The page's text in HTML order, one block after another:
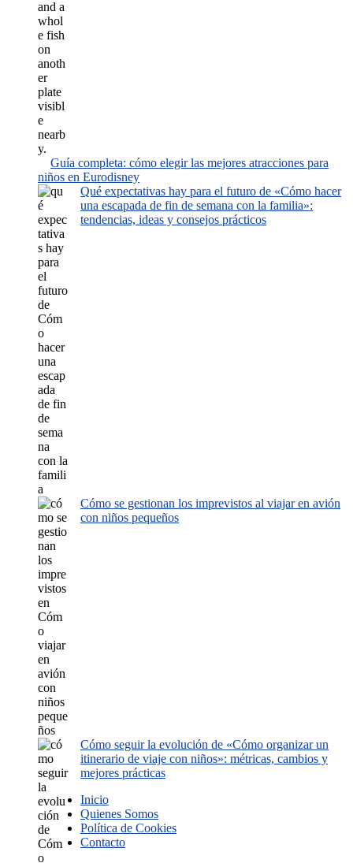
Guía completa: cómo elegir las mejores atracciones para
niños en Eurodisney
Qué expectativas hay para el futuro de «Cómo hacer
una escapada de fin de semana con la familia»:
tendencias, ideas y consejos prácticos
Cómo se gestionan los imprevistos al viajar en avión
con niños pequeños
Cómo seguir la evolución de «Cómo organizar un
itinerario de viaje con niños»: métricas, cambios y
mejores prácticas
Inicio
Quienes Somos
Política de Cookies
Contacto